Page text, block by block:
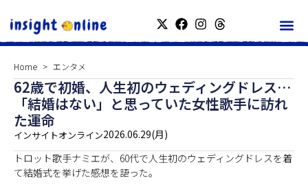
Home エンタメ
62歳で初婚、人生初のウェディングドレス…
「結婚はない」と思っていた女性歌手に訪れ
た運命
インサイトオンライン2026.06.29(月)
トロット歌手ナミエが、60代で人生初のウェディングドレスを着
て結婚式を挙げた感想を語った。